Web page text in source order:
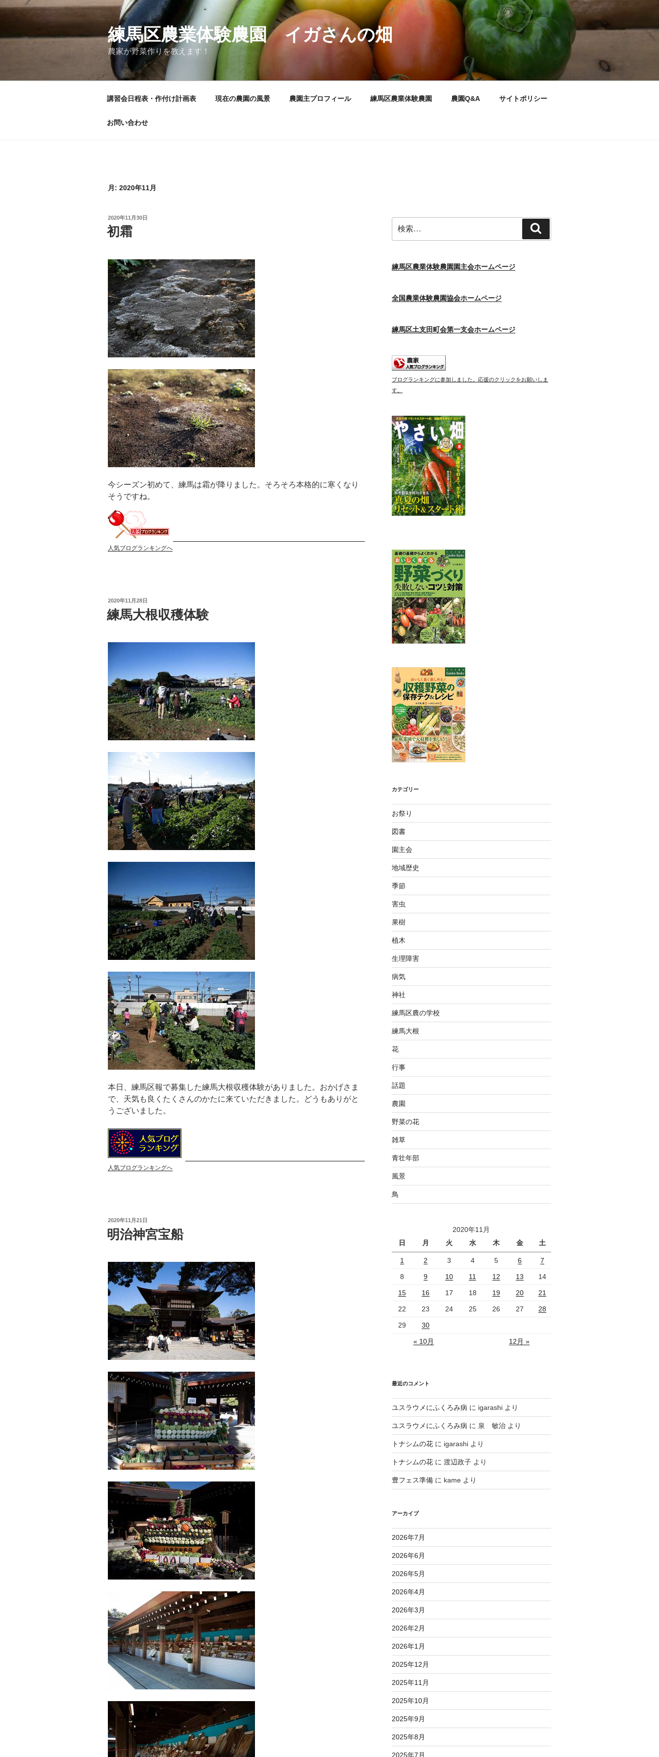
コ
ン
練馬区農業体験農園 イガさんの畑
農家が野菜作りを教えます！
講習会日程表・作付け計画表 現在の農園の風景 農園主プロフィール 練馬区農業体験農園 農園Q&A サイトポリシー
お問い合わせ
月: 2020年11月
投
稿
日:
2020年11月30日
初霜
今シーズン初めて、練馬は霜が降りました。そろそろ本格的に寒くなり
そうですね。
人気ブログランキングへ
投
稿
日:
2020年11月28日
練馬大根収穫体験
本日、練馬区報で募集した練馬大根収穫体験がありました。おかげさま
で、天気も良くたくさんのかたに来ていただきました。どうもありがと
うございました。
人気ブログランキングへ
投
稿
日:
2020年11月21日
明治神宮宝船
索:
索
練馬区農業体験農園園主会ホームページ
全国農業体験農園協会ホームページ
練馬区土支田町会第一支会ホームページ
ブログランキングに参加しました。応援のクリックをお願いしま
す。
カテゴリー
お祭り
図書
園主会
地域歴史
季節
害虫
果樹
植木
生理障害
病気
神社
練馬区農の学校
練馬大根
花
行事
話題
農園
野菜の花
雑草
青壮年部
風景
鳥
2020年11月
日
月 火 水 木 金 土
1 2 3 4 5 6 7
8 9 10 11 12 13 14
15 16 17 18 19 20 21
22 23 24 25 26 27 28
29 30
« 10月 12月 »
最近のコメント
ユスラウメにふくろみ病 に igarashiより
ユスラウメにふくろみ病 に 泉 敏治より
トナシムの花に igarashiより
トナシムの花に 渡辺政子より
豊フェス準備に kameより
アーカイブ
2026年7月
2026年6月
2026年5月
2026年4月
2026年3月
2026年2月
2026年1月
2025年12月
2025年11月
2025年10月
2025年9月
2025年8月
2025年7月